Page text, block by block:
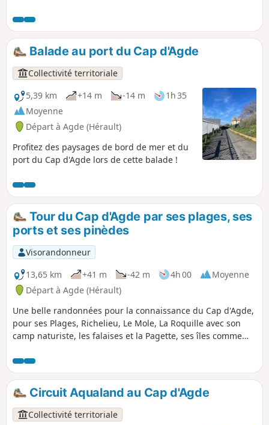
falaises avant de trouver la plage.
Balade au port du Cap d'Agde
Collectivité territoriale
5,39 km
+14 m -14 m
1h 35
Moyenne
Départ à Agde (Hérault)
Profitez des paysages de bord de mer et du
port du Cap d'Agde lors de cette balade !
Tour du Cap d'Agde par ses plages, ses
ports et ses pinèdes
Visorandonneur
13,65 km
+41 m -42 m 4h 00
Moyenne
Départ à Agde (Hérault)
Une belle randonnées pour la connaissance du Cap d'Agde,
pour ses Plages, Richelieu, Le Mole, La Roquille avec son
camp naturiste, les falaises et la Pagette, ses îles comme
piétonnes le long du port, son magnifique port comme
Richelieu, Malfato etc. Un passage par les pinèdes avec vue
sur le terrain de golf international.
Circuit Aqualand au Cap d'Agde
Collectivité territoriale